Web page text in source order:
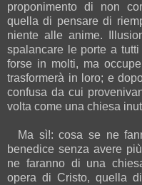
proponimento di non
quella di pensare di
niente alle anime.
spalancare le porte a
forse in molti, ma
trasformerà in loro; e
confusa da cui
volta come una chiesa
Ma sì!: cosa se ne
benedice senza avere
ne faranno di una
opera di Cristo, quella